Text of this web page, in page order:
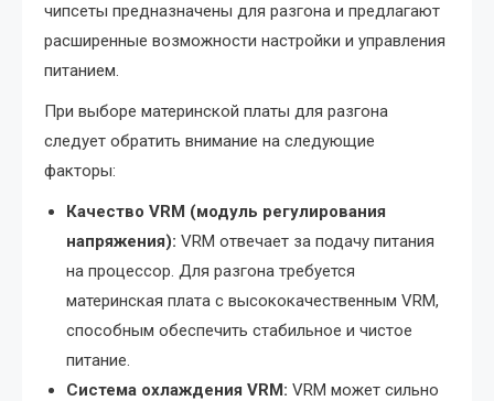
чипсеты предназначены для разгона и предлагают
расширенные возможности настройки и управления
питанием.
При выборе материнской платы для разгона
следует обратить внимание на следующие
факторы:
Качество VRM (модуль регулирования
напряжения): VRM отвечает за подачу питания
на процессор. Для разгона требуется
материнская плата с высококачественным VRM,
способным обеспечить стабильное и чистое
питание.
Система охлаждения VRM: VRM может сильно